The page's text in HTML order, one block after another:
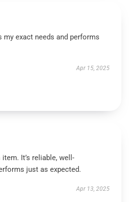
my exact needs and performs
Apr 15, 2025
It’s reliable, well-
just as expected.
Apr 13, 2025